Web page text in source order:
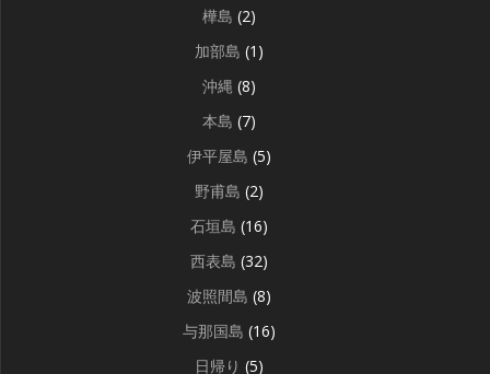
樺島 (2)
加部島 (1)
沖縄 (8)
本島 (7)
伊平屋島 (5)
野甫島 (2)
石垣島 (16)
西表島 (32)
波照間島 (8)
与那国島 (16)
日帰り (5)